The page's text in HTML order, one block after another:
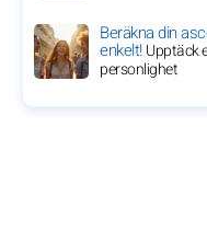
Beräkna din
enkelt!Upptäck
personlighet